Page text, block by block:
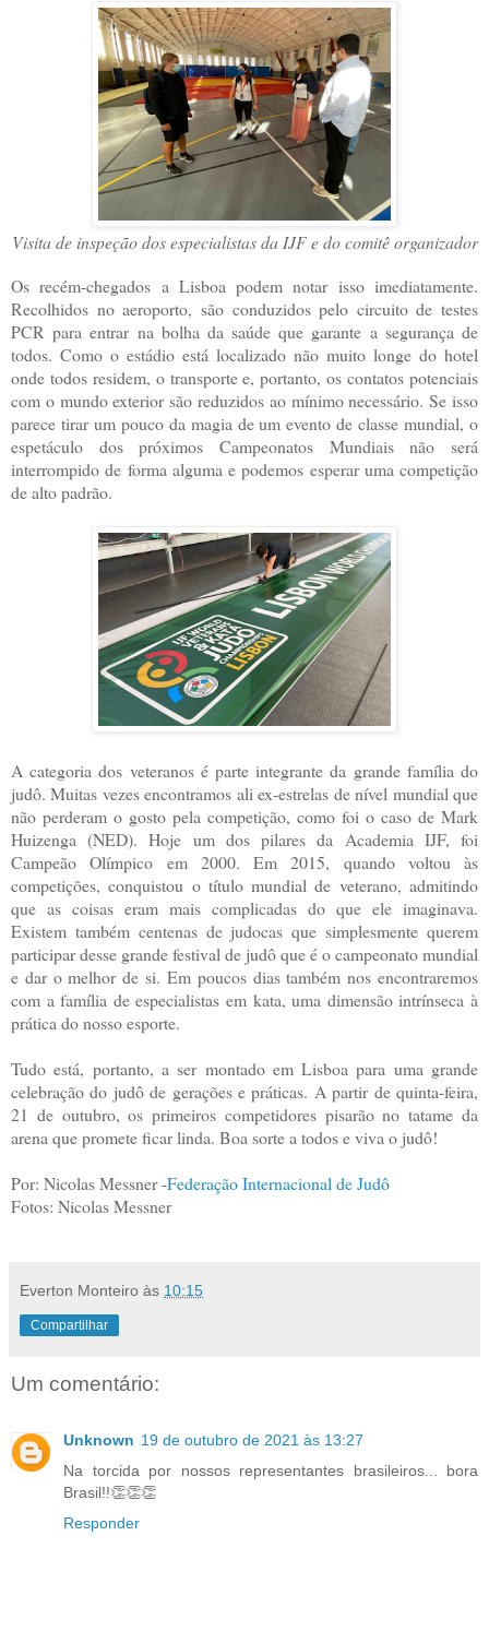
Visita de inspeção dos especialistas da IJF e do comitê organizador
Os recém-chegados a Lisboa podem notar isso imediatamente.
Recolhidos no aeroporto, são conduzidos pelo circuito de testes
PCR para entrar na bolha da saúde que garante a segurança de
todos. Como o estádio está localizado não muito longe do hotel
onde todos residem, o transporte e, portanto, os contatos potenciais
com o mundo exterior são reduzidos ao mínimo necessário. Se isso
parece tirar um pouco da magia de um evento de classe mundial, o
espetáculo dos próximos Campeonatos Mundiais não será
interrompido de forma alguma e podemos esperar uma competição
de alto padrão.
A categoria dos veteranos é parte integrante da grande família do
judô. Muitas vezes encontramos ali ex-estrelas de nível mundial que
não perderam o gosto pela competição, como foi o caso de Mark
Huizenga (NED). Hoje um dos pilares da Academia IJF, foi
Campeão Olímpico em 2000. Em 2015, quando voltou às
competições, conquistou o título mundial de veterano, admitindo
que as coisas eram mais complicadas do que ele imaginava.
Existem também centenas de judocas que simplesmente querem
participar desse grande festival de judô que é o campeonato mundial
e dar o melhor de si. Em poucos dias também nos encontraremos
com a família de especialistas em kata, uma dimensão intrínseca à
prática do nosso esporte.
Tudo está, portanto, a ser montado em Lisboa para uma grande
celebração do judô de gerações e práticas. A partir de quinta-feira,
21 de outubro, os primeiros competidores pisarão no tatame da
arena que promete ficar linda. Boa sorte a todos e viva o judô!
Por: Nicolas Messner -Federação Internacional de Judô
Fotos: Nicolas Messner
Everton Monteiro às 10:15
Compartilhar
Um comentário:
Unknown 19 de outubro de 2021 às 13:27
Na torcida por nossos representantes brasileiros... bora
Brasil!!👏👏👏
Responder